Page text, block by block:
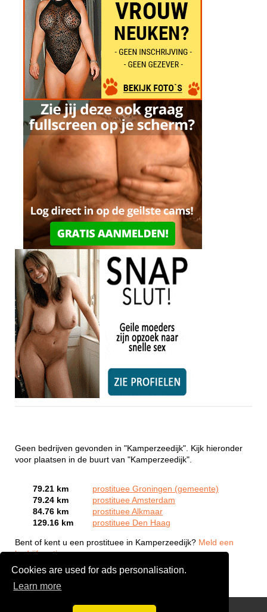
Cookies are used for ads personalisation.
Learn more
Geen bedrijven gevonden in "Kamperzeedijk". Kijk hieronder
voor plaatsen in de buurt van "Kamperzeedijk".
79.21 km
prostituee Groningen (gemeente)
79.24 km
prostituee Amsterdam
84.76 km
prostituee Alkmaar
129.16 km
prostituee Den Haag
Bent of kent u een prostituee in Kamperzeedijk? Meld een
bedrijf gratis aan